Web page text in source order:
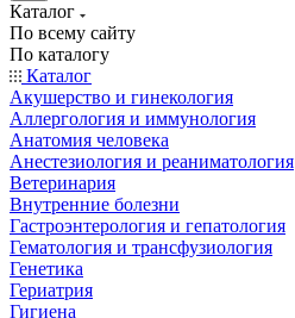
Каталог
По всему сайту
По каталогу
Каталог
Акушерство и гинекология
Аллергология и иммунология
Анатомия человека
Анестезиология и реаниматология
Ветеринария
Внутренние болезни
Гастроэнтерология и гепатология
Гематология и трансфузиология
Генетика
Гериатрия
Гигиена